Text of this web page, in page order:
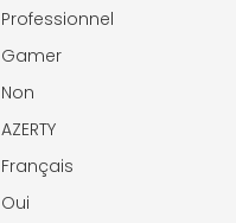
Professionnel
Gamer
Non
AZERTY
Français
Oui